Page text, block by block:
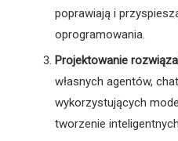
poprawiają i
oprogramowania.
Projektowanie
własnych agentów,
wykorzystujących
tworzenie